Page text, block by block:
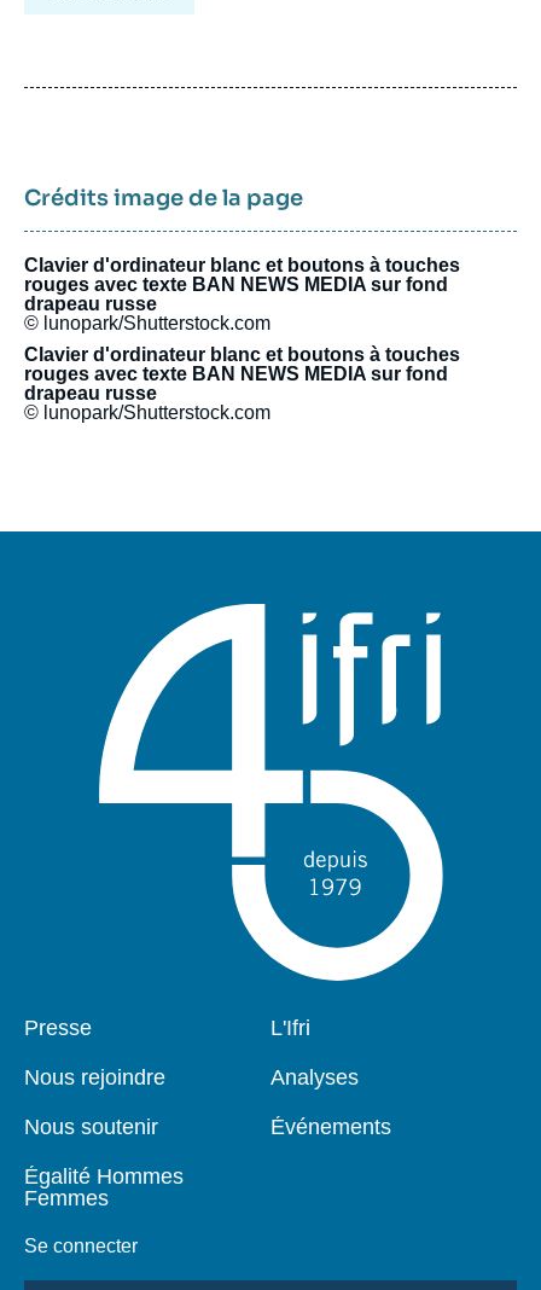
Crédits image de la page
Clavier d'ordinateur blanc et boutons à touches
rouges avec texte BAN NEWS MEDIA sur fond
drapeau russe
© lunopark/Shutterstock.com
Clavier d'ordinateur blanc et boutons à touches
rouges avec texte BAN NEWS MEDIA sur fond
drapeau russe
© lunopark/Shutterstock.com
Pied
Presse
Nous rejoindre
Nous soutenir
Égalité Hommes
Femmes
Se connecter
Navigation
L'Ifri
Analyses
Événements